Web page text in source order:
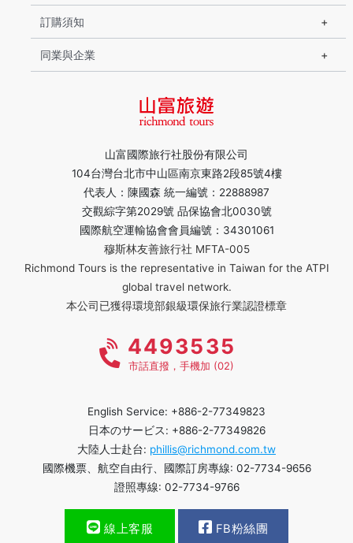
山富國際旅行社股份有限公司
104台灣台北市中山區南京東路2段85號4樓
代表人：陳國森 統一編號：22888987
交觀綜字第2029號 品保協會北0030號
國際航空運輸協會會員編號：34301061
穆斯林友善旅行社 MFTA-005
Richmond Tours is the representative in Taiwan for the ATPI
global travel network.
本公司已獲得環境部銀級環保旅行業認證標章
訂購須知
同業與企業
4493535
市話直撥，手機加 (02)
English Service: +886-2-77349823
日本のサービス: +886-2-77349826
大陸人士赴台: phillis@richmond.com.tw
國際機票、航空自由行、國際訂房專線: 02-7734-9656
證照專線: 02-7734-9766
線上客服 FB粉絲團